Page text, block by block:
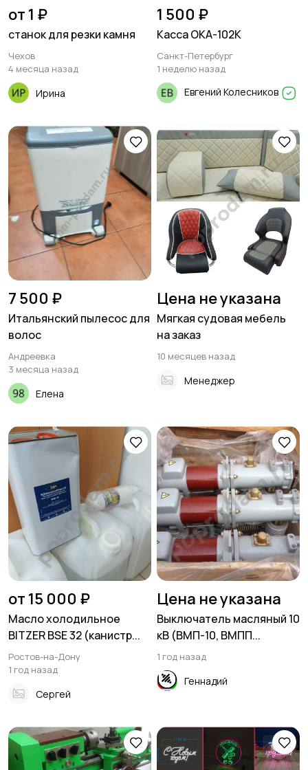
от 1 ₽
станок для резки камня
Чехов
4 месяца назад
Ирина
1 500 ₽
Касса ОКА-102К
Санкт-Петербург
1 неделю назад
Евгений Колесников
7 500 ₽
Итальянский пылесос для
волос
Андреевка
3 месяца назад
Елена
Цена не указана
Мягкая судовая мебель
на заказ
10 месяцев назад
Менеджер
от 15 000 ₽
Масло холодильное
BITZER BSE 32 (канистр...
Ростов-на-Дону
1 год назад
Сергей
Цена не указана
Выключатель масляный 10
кВ (ВМП-10, ВМПП...
1 год назад
Геннадий